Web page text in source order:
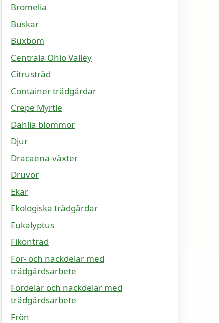
Bromelia
Buskar
Buxbom
Centrala Ohio Valley
Citrusträd
Container trädgårdar
Crepe Myrtle
Dahlia blommor
Djur
Dracaena-växter
Druvor
Ekar
Ekologiska trädgårdar
Eukalyptus
Fikonträd
För- och nackdelar med
trädgårdsarbete
Fördelar och nackdelar med
trädgårdsarbete
Frön